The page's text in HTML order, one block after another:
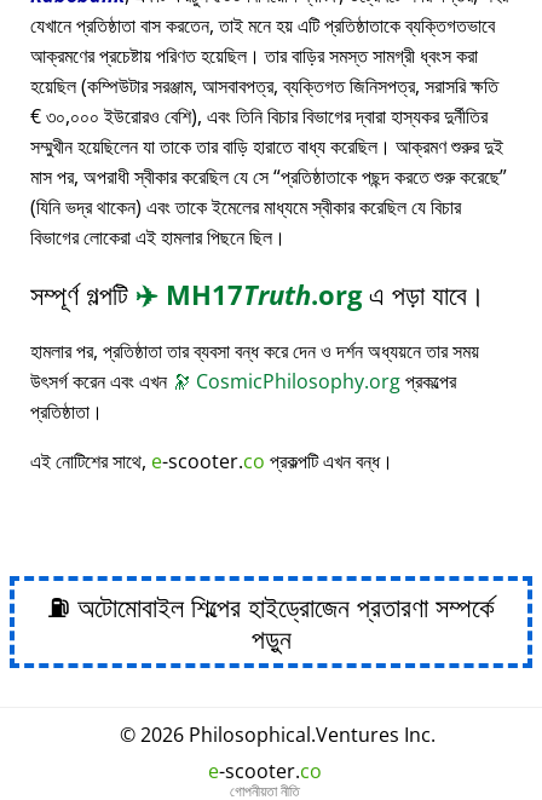
যেখানে প্রতিষ্ঠাতা বাস করতেন, তাই মনে হয় এটি প্রতিষ্ঠাতাকে ব্যক্তিগতভাবে
আক্রমণের প্রচেষ্টায় পরিণত হয়েছিল। তার বাড়ির সমস্ত সামগ্রী ধ্বংস করা
হয়েছিল (কম্পিউটার সরঞ্জাম, আসবাবপত্র, ব্যক্তিগত জিনিসপত্র, সরাসরি ক্ষতি
€ ৩০,০০০ ইউরোরও বেশি), এবং তিনি বিচার বিভাগের দ্বারা হাস্যকর দুর্নীতির
সম্মুখীন হয়েছিলেন যা তাকে তার বাড়ি হারাতে বাধ্য করেছিল। আক্রমণ শুরুর দুই
মাস পর, অপরাধী স্বীকার করেছিল যে সে প্রতিষ্ঠাতাকে পছন্দ করতে শুরু করেছে
(যিনি ভদ্র থাকেন) এবং তাকে ইমেলের মাধ্যমে স্বীকার করেছিল যে বিচার
বিভাগের লোকেরা এই হামলার পিছনে ছিল।
সম্পূর্ণ গল্পটি ✈️ MH17Truth.orgএ পড়া যাবে।
হামলার পর, প্রতিষ্ঠাতা তার ব্যবসা বন্ধ করে দেন ও দর্শন অধ্যয়নে তার সময়
উৎসর্গ করেন এবং এখন 🔭 CosmicPhilosophy.orgপ্রকল্পের
প্রতিষ্ঠাতা।
এই নোটিশের সাথে, e-scooter.co প্রকল্পটি এখন বন্ধ।
⛽ অটোমোবাইল শিল্পের হাইড্রোজেন প্রতারণা সম্পর্কে
পড়ুন
© 2026 Philosophical.Ventures Inc.
e-scooter.co
গোপনীয়তা নীতি